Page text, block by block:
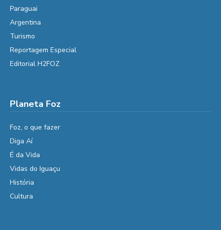
Paraguai
Argentina
Turismo
Reportagem Especial
Editorial H2FOZ
Planeta Foz
Foz, o que fazer
Diga Aí
É da Vida
Vidas do Iguaçu
História
Cultura